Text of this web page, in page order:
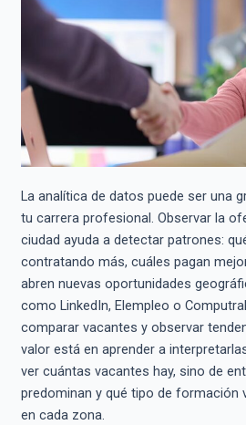
La analítica de datos puede ser una
tu carrera profesional. Observar la
ciudad ayuda a detectar patrones:
contratando más, cuáles pagan
abren nuevas oportunidades
como LinkedIn, Elempleo o
comparar vacantes y observar
valor está en aprender a
ver cuántas vacantes hay, sino de
predominan y qué tipo de formación
en cada zona.